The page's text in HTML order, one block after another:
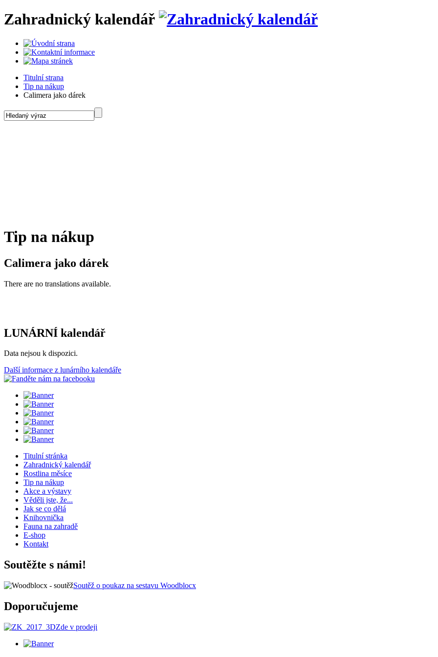
Zahradnický kalendář
Titulní strana
Tip na nákup
Calimera jako dárek
Tip na nákup
Calimera jako dárek
There are no translations available.
LUNÁRNÍ kalendář
Data nejsou k dispozici.
Další informace z lunárního kalendáře
Titulní stránka
Zahradnický kalendář
Rostlina měsíce
Tip na nákup
Akce a výstavy
Věděli jste, že...
Jak se co dělá
Knihovnička
Fauna na zahradě
E-shop
Kontakt
Soutěžte s námi!
Soutěž o poukaz na sestavu Woodblocx
Doporučujeme
Zde v prodeji